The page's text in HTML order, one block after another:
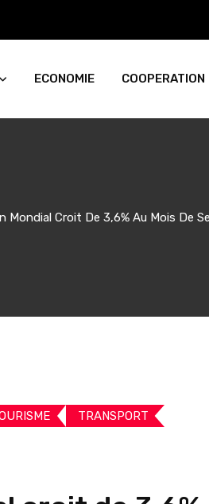
ECONOMIE COOPERATION
Mondial Croit De 3,6% Au Mois De
TRANSPORT